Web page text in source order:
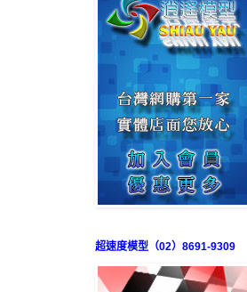
超速度模型（02）8691-9309